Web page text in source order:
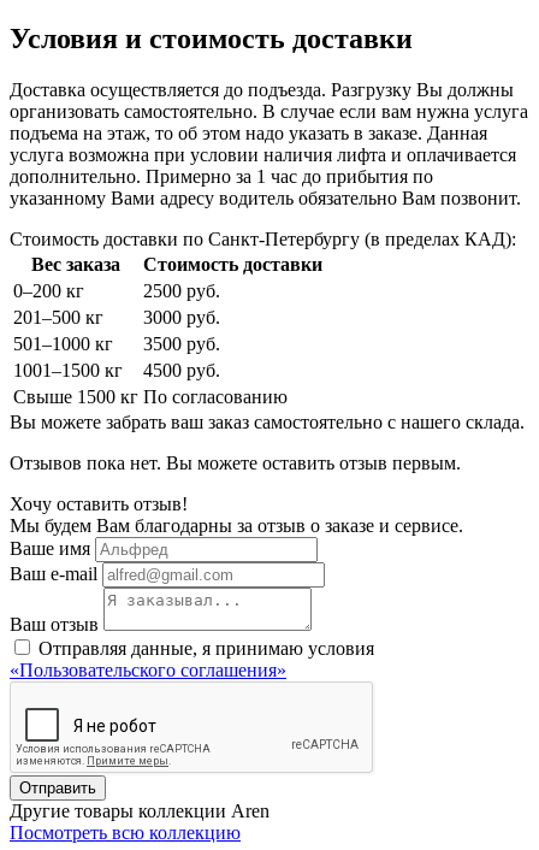
Условия и стоимость доставки
Доставка осуществляется до подъезда. Разгрузку Вы должны
организовать самостоятельно. В случае если вам нужна услуга
подъема на этаж, то об этом надо указать в заказе. Данная
услуга возможна при условии наличия лифта и оплачивается
дополнительно. Примерно за 1 час до прибытия по
указанному Вами адресу водитель обязательно Вам позвонит.
Стоимость доставки по Санкт-Петербургу (в пределах КАД):
Вес заказа
Стоимость доставки
0–200 кг
2500 руб.
201–500 кг
3000 руб.
501–1000 кг
3500 руб.
1001–1500 кг
4500 руб.
Свыше 1500 кг По согласованию
Вы можете забрать ваш заказ самостоятельно с нашего склада.
Отзывов пока нет. Вы можете оставить отзыв первым.
Хочу оставить отзыв!
Мы будем Вам благодарны за отзыв о заказе и сервисе.
Ваше имя
Ваш e-mail
Ваш отзыв
Отправляя данные, я принимаю условия
«Пользовательского соглашения»
Отправить
Другие товары коллекции Aren
Посмотреть всю коллекцию